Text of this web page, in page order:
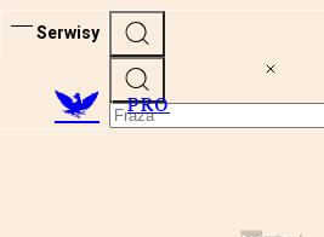
Serwisy
PRO